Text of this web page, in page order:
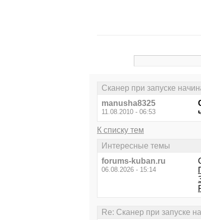
Сканер при запуске
manusha8325
11.08.2010 - 06:53
К списку тем
Интересные темы
forums-kuban.ru
06.08.2026 - 15:14
Re: Сканер при запуске